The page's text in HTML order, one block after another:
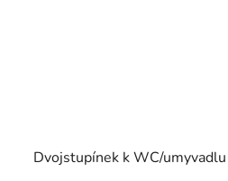
Dvojstupínek k WC/